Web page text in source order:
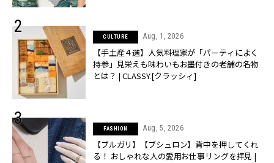
CULTURE Aug, 1, 2026
【手土産４選】人気料理家が「パーティによく
持参」見栄えも味わいもお墨付きの老舗の名物
とは？ | CLASSY.[クラッシィ]
FASHION Aug, 5, 2026
【ブルガリ】【ブシュロン】背中を押してくれ
る！ おしゃれな人の愛用お仕事リングを拝見 |